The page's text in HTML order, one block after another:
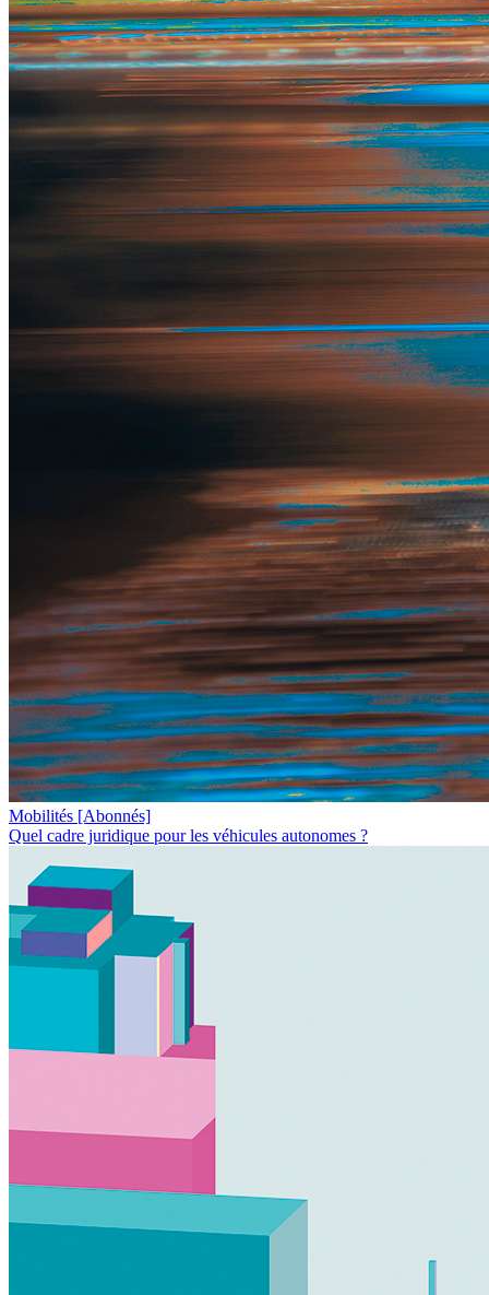
Mobilités [Abonnés]
Quel cadre juridique pour les véhicules autonomes ?